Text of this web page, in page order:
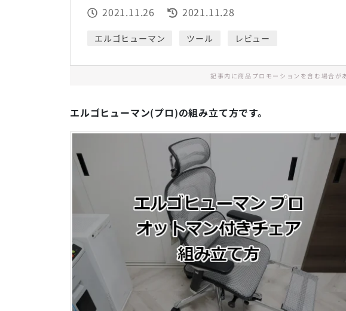
2021.11.26 2021.11.28
エルゴヒューマン ツール レビュー
記事内に商品プロモーションを含む場合が
エルゴヒューマン(プロ)の組み立て方です。